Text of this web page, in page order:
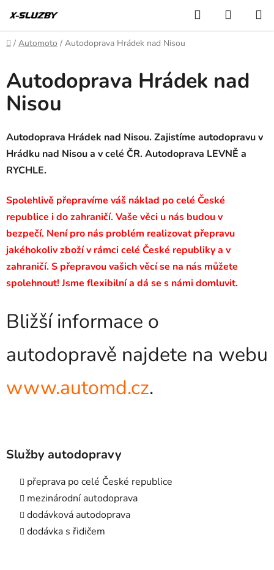
na
obsah
Hledat
KOŠÍK
Domů
/ Automoto / Autodoprava Hrádek nad Nisou
Autodoprava Hrádek nad
Nisou
Autodoprava Hrádek nad Nisou. Zajistíme autodopravu v
Hrádku nad Nisou a v celé ČR. Autodoprava LEVNĚ a
RYCHLE.
Spolehlivě přepravíme váš náklad po celé České
republice i do zahraničí. Vaše věci u nás budou v
bezpečí. Není pro nás problém realizovat přepravu
jakéhokoliv zboží v rámci celé České republiky a v
zahraničí. S přepravou vašich věcí se na nás můžete
spolehnout! Jsme flexibilní a dá se s námi domluvit.
Bližší informace o
autodopravě najdete na webu
www.automd.cz.
Služby autodopravy
přeprava po celé České republice
mezinárodní autodoprava
dodávková autodoprava
dodávka s řidičem